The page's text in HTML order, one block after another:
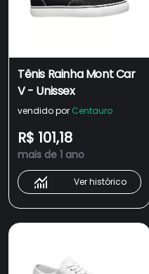
Tênis Rainha Mont Car
V - Unissex
vendido por Centauro
R$ 101,18
mais de 1 ano
Ver histórico